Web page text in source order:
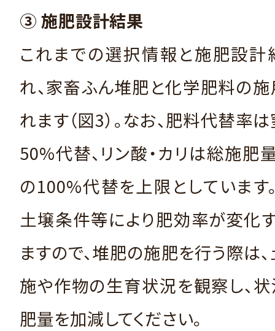
③ 施肥設計結果
これまでの選択情報と施肥設計
れ、家畜ふん堆肥と化学肥料の
れます（図3）。なお、肥料代替率
50%代替、リン酸・カリは総施
の100%代替を上限としています
土壌条件等により肥効率が変化
ますので、堆肥の施肥を行う際は
施や作物の生育状況を観察し、
肥量を加減してください。